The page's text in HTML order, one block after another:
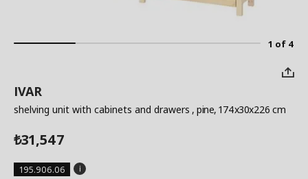
1 of 4
IVAR
shelving unit with cabinets and drawers , pine, 174x30x226 cm
₺31,547
195.906.06